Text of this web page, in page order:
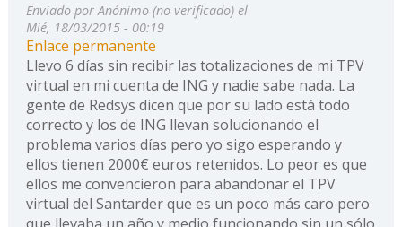
Enviado por Anónimo (no verificado)el
Mié, 18/03/2015 - 00:19
Enlace permanente
Llevo 6 días sin recibir las totalizaciones de mi TPV
virtual en mi cuenta de ING y nadie sabe nada. La
gente de Redsys dicen que por su lado está todo
correcto y los de ING llevan solucionando el
problema varios días pero yo sigo esperando y
ellos tienen 2000€ euros retenidos. Lo peor es que
ellos me convencieron para abandonar el TPV
virtual del Santarder que es un poco más caro pero